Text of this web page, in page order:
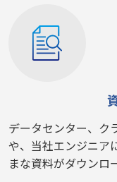
データセンター、ク
や、当社エンジニア
まな資料がダウンロ